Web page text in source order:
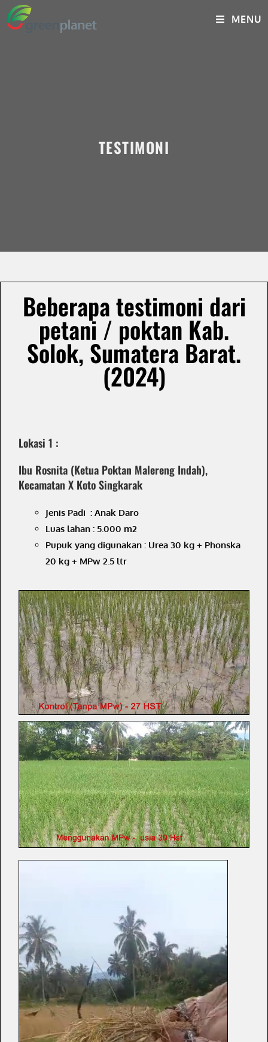
MENU
TESTIMONI
Beberapa testimoni dari
petani / poktan Kab.
Solok, Sumatera Barat.
(2024)
Lokasi 1 :
Ibu Rosnita (Ketua Poktan Malereng Indah),
Kecamatan X Koto Singkarak
Jenis Padi : Anak Daro
Luas lahan : 5.000 m2
Pupuk yang digunakan : Urea 30 kg + Phonska
20 kg + MPw 2.5 ltr